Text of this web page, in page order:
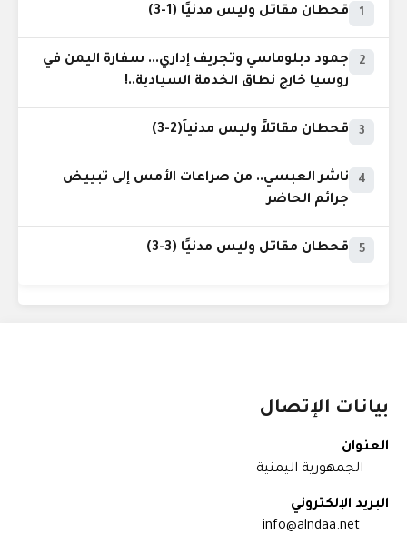
1 قحطان مقاتل وليس مدنيًا (1-3)
2
جمود دبلوماسي وتجريف إداري... سفارة اليمن في
روسيا خارج نطاق الخدمة السيادية..!
3 قحطان مقاتلاً وليس مدنياً(2-3)
4
ناشر العبسي.. من صراعات الأمس إلى تبييض
جرائم الحاضر
5 قحطان مقاتل وليس مدنيًا (3-3)
بيانات الإتصال
العنوان
الجمهورية اليمنية
البريد الإلكتروني
info@alndaa.net